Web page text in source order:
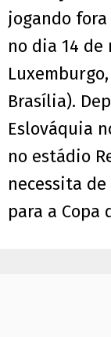
jogando
no dia 14 de
Brasília).
Eslováquia
no estádio
necessita
para a Copa